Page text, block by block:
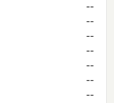
--
--
--
--
--
--
--